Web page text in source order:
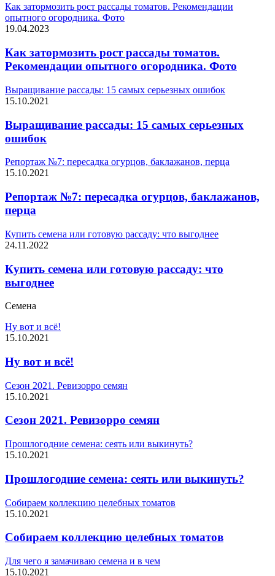
Как затормозить рост рассады томатов. Рекомендации
опытного огородника. Фото
19.04.2023
Как затормозить рост рассады томатов.
Рекомендации опытного огородника. Фото
Выращивание рассады: 15 самых серьезных ошибок
15.10.2021
Выращивание рассады: 15 самых серьезных
ошибок
Репортаж №7: пересадка огурцов, баклажанов, перца
15.10.2021
Репортаж №7: пересадка огурцов, баклажанов,
перца
Купить семена или готовую рассаду: что выгоднее
24.11.2022
Купить семена или готовую рассаду: что
выгоднее
Семена
Ну вот и всё!
15.10.2021
Ну вот и всё!
Сезон 2021. Ревизорро семян
15.10.2021
Сезон 2021. Ревизорро семян
Прошлогодние семена: сеять или выкинуть?
15.10.2021
Прошлогодние семена: сеять или выкинуть?
Собираем коллекцию целебных томатов
15.10.2021
Собираем коллекцию целебных томатов
Для чего я замачиваю семена и в чем
15.10.2021